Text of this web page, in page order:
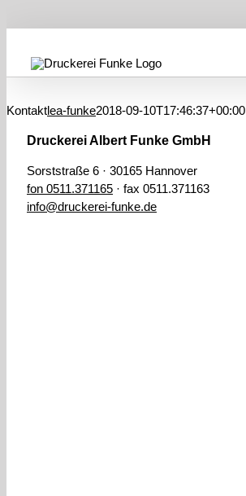
Kontaktlea-funke2018-09-10T17:46:37+00:00
Druckerei Albert Funke GmbH
Sorststraße 6 · 30165 Hannover
fon 0511.371165 · fax 0511.371163
info@druckerei-funke.de